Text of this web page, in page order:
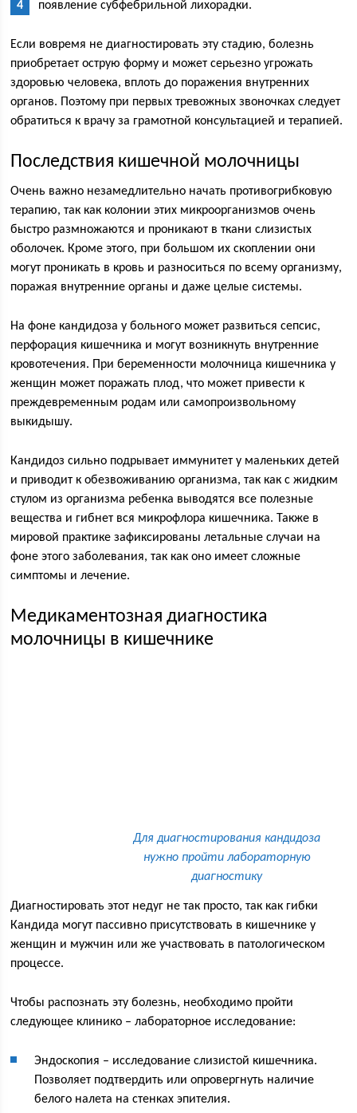
появление субфебрильной лихорадки.
Если вовремя не диагностировать эту стадию, болезнь
приобретает острую форму и может серьезно угрожать
здоровью человека, вплоть до поражения внутренних
органов. Поэтому при первых тревожных звоночках следует
обратиться к врачу за грамотной консультацией и терапией.
Последствия кишечной молочницы
Очень важно незамедлительно начать противогрибковую
терапию, так как колонии этих микроорганизмов очень
быстро размножаются и проникают в ткани слизистых
оболочек. Кроме этого, при большом их скоплении они
могут проникать в кровь и разноситься по всему организму,
поражая внутренние органы и даже целые системы.
На фоне кандидоза у больного может развиться сепсис,
перфорация кишечника и могут возникнуть внутренние
кровотечения. При беременности молочница кишечника у
женщин может поражать плод, что может привести к
преждевременным родам или самопроизвольному
выкидышу.
Кандидоз сильно подрывает иммунитет у маленьких детей
и приводит к обезвоживанию организма, так как с жидким
стулом из организма ребенка выводятся все полезные
вещества и гибнет вся микрофлора кишечника. Также в
мировой практике зафиксированы летальные случаи на
фоне этого заболевания, так как оно имеет сложные
симптомы и лечение.
Медикаментозная диагностика
молочницы в кишечнике
Для диагностирования кандидоза
нужно пройти лабораторную
диагностику
Диагностировать этот недуг не так просто, так как гибки
Кандида могут пассивно присутствовать в кишечнике у
женщин и мужчин или же участвовать в патологическом
процессе.
Чтобы распознать эту болезнь, необходимо пройти
следующее клинико – лабораторное исследование:
Эндоскопия – исследование слизистой кишечника.
Позволяет подтвердить или опровергнуть наличие
белого налета на стенках эпителия.